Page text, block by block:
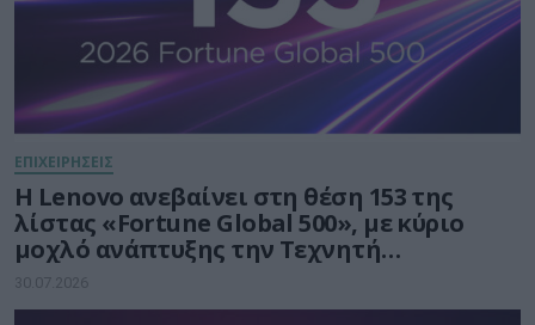
ΕΠΙΧΕΙΡΗΣΕΙΣ
Η Lenovo ανεβαίνει στη θέση 153 της
λίστας «Fortune Global 500», με κύριο
μοχλό ανάπτυξης την Τεχνητή
Νοημοσύνη
30.07.2026